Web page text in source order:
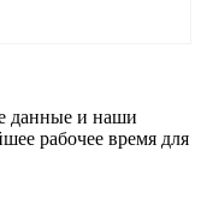
данные и наши
рабочее время для